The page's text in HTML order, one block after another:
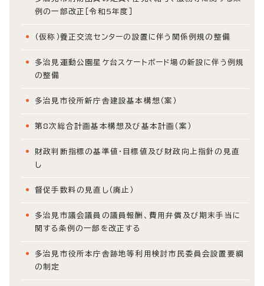
例の一部改正［令和5年度］
（仮称）養正交流センターの設置に伴う関係例規の整備
多治見運動公園星ケ台スケートボード場の新設に伴う例規
の整備
多治見市役所新庁舎建設基本構想（案）
第8次総合計画基本構想及び基本計画（案）
財政判断指標の基準値・目標値及び財政向上指針の見直
し
督促手数料の見直し（廃止）
多治見市議会議員の議員報酬、費用弁償及び期末手当に
関する条例の一部を改正する
多治見市役所本庁舎跡地等利用検討市民委員会設置要綱
の制定